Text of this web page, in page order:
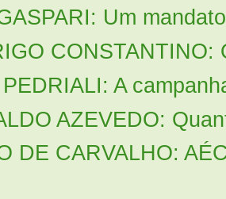
Um
CONSTANTINO:
A
AZEVEDO:
DE CARVALHO: